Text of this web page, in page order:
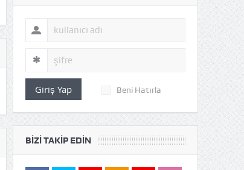
Giriş Yap Beni Hatırla
BIZI TAKIP EDIN